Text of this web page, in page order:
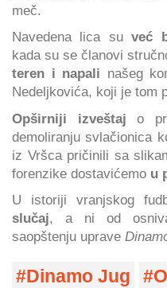
meč.
Navedena lica suveć
kada su se članovi
teren i napali našeg
Nedeljkovića, koji je tom
Opširniji izveštaj o
demoliranju svlačionica
iz Vršca pričinili sa
forenzike dostavićemo u
U istoriji vranjskog
slučaj, a ni od
saopštenju uprave
Dinamo Jug